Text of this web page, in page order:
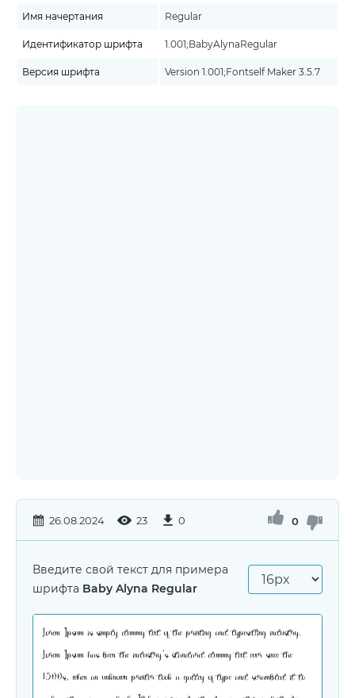
Имя начертания Regular
Идентификатор шрифта 1.001;BabyAlynaRegular
Версия шрифта Version 1.001;Fontself Maker 3.5.7
26.08.2024 23 0 0
Введите свой текст для примера
шрифта Baby Alyna Regular